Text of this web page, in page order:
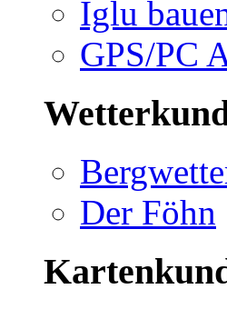
Iglu
GPS/PC
Der Föhn